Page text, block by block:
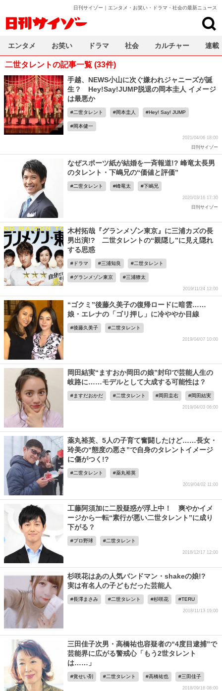
日刊サイゾー｜エンタメ・お笑い・ドラマ・社会の最新ニュース
二世タレントの記事一覧 (33件)
手越、NEWS小山に次ぐ嫌われジャニーズが誕
生？ Hey!Say!JUMP脱退の岡本圭人 イメージ
は最悪か
二世タレント 岡本圭人 Hey! Say! JUMP
岡本健一
2021/04/06 18:00
日刊サイゾー
なぜスポーツ紙が結婚を一斉報道!? 峰竜太長男
のタレント・下嶋兄の“価値と評価”
二世タレント 峰竜太 下嶋兄
2020/03/16 17:30
日刊サイゾー
木村拓哉『グランメゾン東京』に三浦カズの長
男出演!? 二世タレントの“親隠し”に見え隠れ
する思惑
ドラマ 三浦知良 二世タレント
グランメゾン東京 三浦獠太
2019/11/24 12:00
“ゴクミ”後藤久美子の復帰ロードに暗雲……
娘・エレナの「ゴリ押し」に冷ややか目線
後藤久美子 二世タレント
2019/04/07 10:00
岡田結実“ますおか岡田の娘”封印で芸能人生の
岐路に……モデルとして大成する可能性は？
ますだおかだ 二世タレント 岡田圭右 岡田結実
2019/04/03 06:00
薬丸裕英、5人の子育て奮闘したけど……長女・
玲美の“態度の悪さ”で自身のタレントイメージ
に傷がつく!?
二世タレント 薬丸裕英
2019/04/02 11:00
工藤阿須加に二股疑惑が浮上中！ 爽やかイメ
ージから一転“素行が悪い二世タレント”に成り
下がる？
プロ野球 二世タレント
2018/12/17 12:00
杉咲花はあの人気バンドマン・shakeの娘!?
実は有名人の子どもだった芸能人
長澤まさみ 二世タレント 杉咲花 TERU
2018/11/13 19:00
三田佳子次男・高橋祐也容疑者の“4度目逮捕”で
芸能界に広がる警戒心「もう2世タレント
は……」
覚せい剤 二世タレント 高橋祐也 三田佳子
2018/09/16 08:00
エンタメ お笑い ドラマ 社会 カルチャー 連載